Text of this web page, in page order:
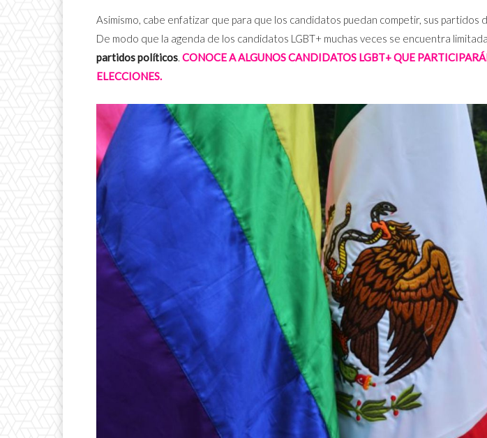
Asimismo, cabe enfatizar que para que los candidatos puedan competir, sus partidos
De modo que la agenda de los candidatos LGBT+ muchas veces se encuentra
partidos políticos. CONOCE A ALGUNOS CANDIDATOS LGBT+ QUE
ELECCIONES.